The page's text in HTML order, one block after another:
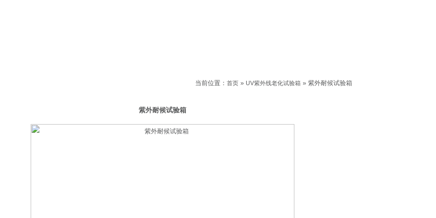
当前位置： 首页 » UV紫外线老化试验箱 » 紫外耐候试验箱
紫外耐候试验箱